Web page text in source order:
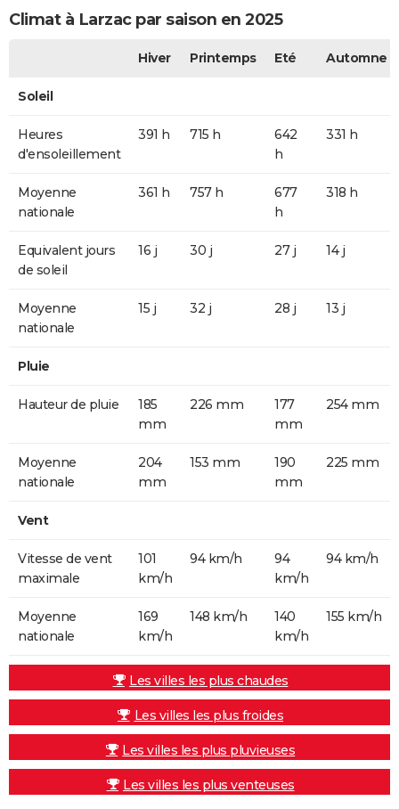
Climat à Larzac par saison en 2025
Hiver Printemps Eté Automne
Soleil
Heures
d'ensoleillement
391 h 715 h
642
h
331 h
Moyenne
nationale
361 h 757 h
677
h
318 h
Equivalent jours
de soleil
16 j 30 j 27 j 14 j
Moyenne
nationale
15 j 32 j 28 j 13 j
Pluie
Hauteur de pluie
185
mm
226 mm
177
mm
254 mm
Moyenne
nationale
204
mm
153 mm
190
mm
225 mm
Vent
Vitesse de vent
maximale
101
km/h
94 km/h
94
km/h
94 km/h
Moyenne
nationale
169
km/h
148 km/h
140
km/h
155 km/h
Les villes les plus chaudes
Les villes les plus froides
Les villes les plus pluvieuses
Les villes les plus venteuses